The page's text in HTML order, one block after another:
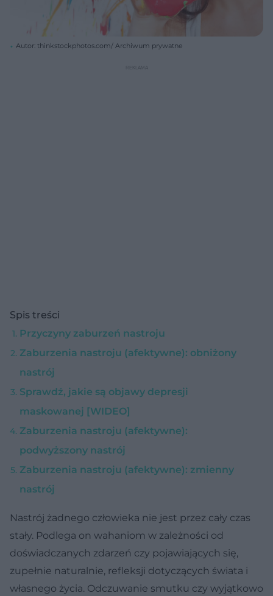
Autor: thinkstockphotos.com/ Archiwum prywatne
Spis treści
Przyczyny zaburzeń nastroju
Zaburzenia nastroju (afektywne): obniżony
nastrój
Sprawdź, jakie są objawy depresji
maskowanej [WIDEO]
Zaburzenia nastroju (afektywne):
podwyższony nastrój
Zaburzenia nastroju (afektywne): zmienny
nastrój
Nastrój żadnego człowieka nie jest przez cały czas
stały. Podlega on wahaniom w zależności od
doświadczanych zdarzeń czy pojawiających się,
zupełnie naturalnie, refleksji dotyczących świata i
własnego życia. Odczuwanie smutku czy wyjątkowo